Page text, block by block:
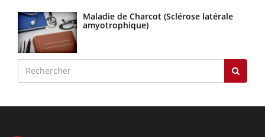
Maladie de Charcot (Sclérose latérale
amyotrophique)